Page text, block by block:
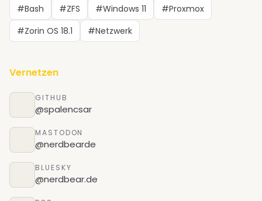
#Bash
#ZFS #Windows 11
#Proxmox
#Zorin OS 18.1
#Netzwerk
Vernetzen
GITHUB
@spalencsar
MASTODON
@nerdbearde
BLUESKY
@nerdbear.de